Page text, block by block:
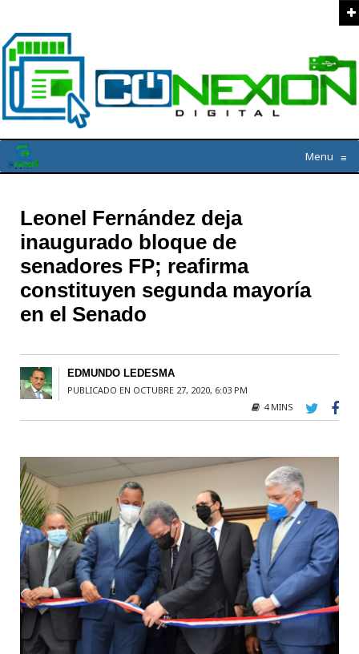
Menu ≡
Leonel Fernández deja
inaugurado bloque de
senadores FP; reafirma
constituyen segunda mayoría
en el Senado
EDMUNDO LEDESMA
PUBLICADO EN OCTUBRE 27, 2020, 6:03 PM
4 MINS